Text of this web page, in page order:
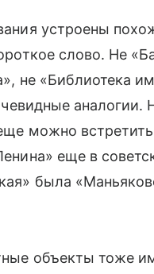
устроены
слово. Не
не «Библиотека
можно
еще в
была
объекты тоже